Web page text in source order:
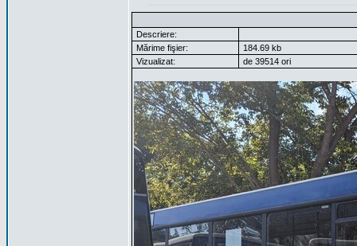
Descriere:
Mărime fişier:
184.69 kb
Vizualizat:
de 39514 ori